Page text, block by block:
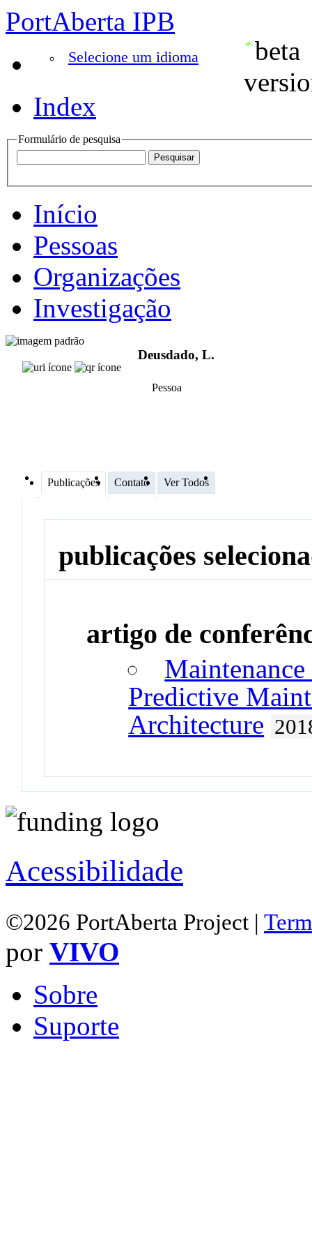
PortAberta IPB
Selecione um idioma
Index
Formulário de pesquisa
Início
Pessoas
Organizações
Investigação
Deusdado, L.
Pessoa
Publicações Contato Ver Todos
publicações
artigo de
Predictive
Architecture
Acessibilidade
©2026 PortAberta Project |
por VIVO
Sobre
Suporte